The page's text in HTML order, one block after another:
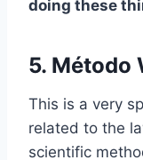
doing these
5. Método
This is a very
related to the
scientific